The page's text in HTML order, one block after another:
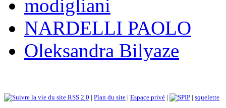
modigliani
NARDELLI PAOLO
Oleksandra Bilyaze
RSS 2.0 | Plan du site | Espace privé | | squelette